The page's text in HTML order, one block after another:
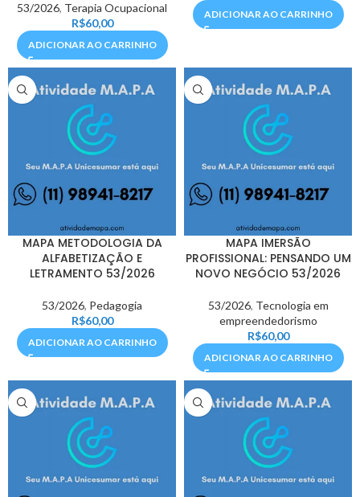
53/2026, Terapia Ocupacional
R$60,00
ADICIONAR AO CARRINHO
ADICIONAR AO CARRINHO
MAPA METODOLOGIA DA
ALFABETIZAÇÃO E
LETRAMENTO 53/2026
53/2026, Pedagogia
R$60,00
ADICIONAR AO CARRINHO
MAPA IMERSÃO
PROFISSIONAL: PENSANDO UM
NOVO NEGÓCIO 53/2026
53/2026, Tecnologia em
empreendedorismo
R$60,00
ADICIONAR AO CARRINHO